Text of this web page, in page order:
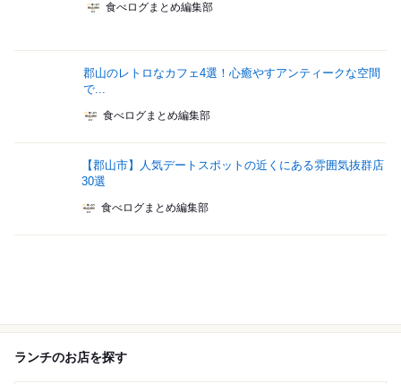
食べログまとめ編集部
郡山のレトロなカフェ4選！心癒やすアンティークな空間
で...
食べログまとめ編集部
【郡山市】人気デートスポットの近くにある雰囲気抜群店
30選
食べログまとめ編集部
ランチのお店を探す